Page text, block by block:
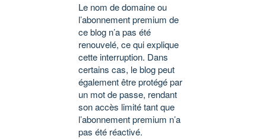
Le nom de domaine ou
l’abonnement premium de
ce blog n’a pas été
renouvelé, ce qui explique
cette interruption. Dans
certains cas, le blog peut
également être protégé par
un mot de passe, rendant
son accès limité tant que
l’abonnement premium n’a
pas été réactivé.